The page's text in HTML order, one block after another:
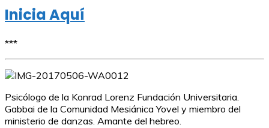
Inicia Aquí
***
Psicólogo de la Konrad Lorenz Fundación Universitaria.
Gabbai de la Comunidad Mesiánica Yovel y miembro del
ministerio de danzas. Amante del hebreo.